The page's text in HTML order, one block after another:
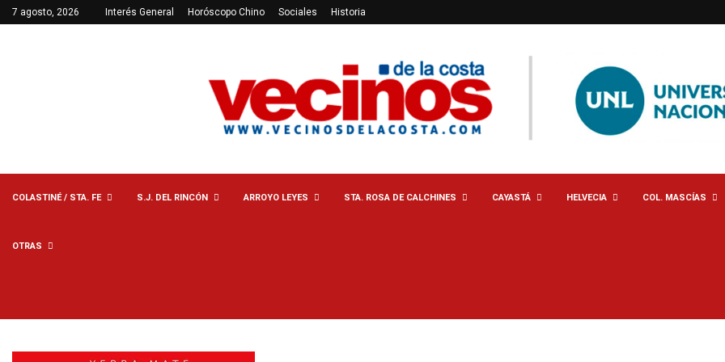
7 agosto, 2026 Interés General Horóscopo Chino Sociales Historia
COLASTINÉ / STA. FE S.J. DEL RINCÓN ARROYO LEYES STA. ROSA DE CALCHINES CAYASTÁ HELVECIA COL. MASCÍAS
OTRAS